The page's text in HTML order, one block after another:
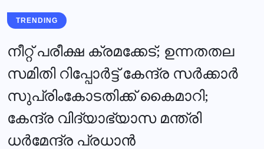
TRENDING
നീറ്റ്‌ പരീക്ഷ ക്രമക്കേട്; ഉന്നതതല
സമിതി റിപ്പോർട്ട് കേന്ദ്ര സർക്കാർ
സുപ്രിംകോടതിക്ക് കൈമാറി;
കേന്ദ്ര വിദ്യാഭ്യാസ മന്ത്രി
ധർമേന്ദ്ര പ്രധാൻ